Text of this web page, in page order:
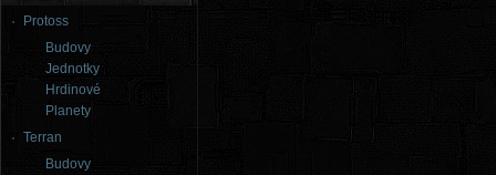
Protoss
Budovy
Jednotky
Hrdinové
Planety
Terran
Budovy